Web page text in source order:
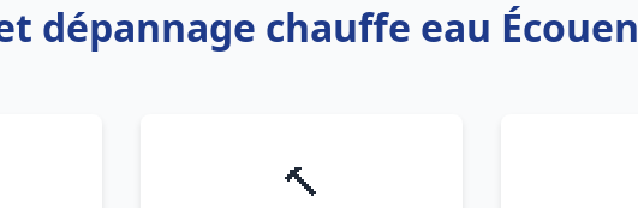
dépannage chauffe eau Écouen
🔨